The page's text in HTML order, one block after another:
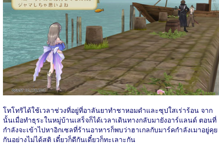
โทโทริได้ใช้เวลาช่วงที่อยู่ที่อาลันยาทำชาหอมดำและซุปใสเร่าร้อน จาก
นั้นเมื่อทำธุระในหมู่บ้านเสร็จก็ได้เวลาเดินทางกลับมายังอาร์แลนด์ ตอนที่
กำลังจะเข้าไปหาอิกเซลที่ร้านอาหารก็พบว่าฮาเกลกับมาร์คกำลังเมาอยู่คุย
กันอย่างไม่ได้สติ เดี๋ยวก็ดีกันเดี๋ยวก็ทะเลาะกัน